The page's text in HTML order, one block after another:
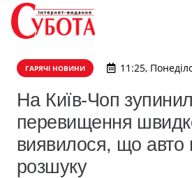
ГАРЯЧІ НОВИНИ 11:25,
На Київ-Чоп
перевищення
виявилося, що авто
розшуку